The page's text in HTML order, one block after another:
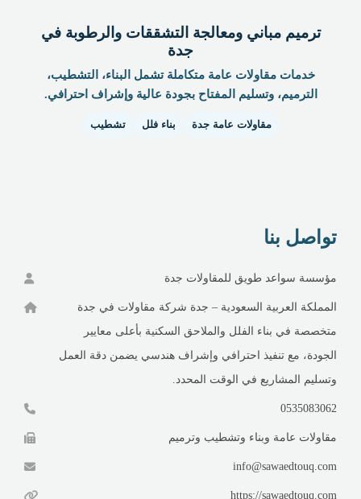
ترميم مباني ومعالجة التشققات والرطوبة في
جدة
خدمات مقاولات عامة متكاملة تشمل البناء، التشطيب،
الترميم، وتسليم المفتاح بجودة عالية وإشراف احترافي.
مقاولات عامة جدة بناء فلل تشطيب
تواصل بنا
مؤسسة سواعد طويق للمقاولات جدة
المملكة العربية السعودية – جدة شركة مقاولات في جدة
متخصصة في بناء الفلل والملاحق السكنية بأعلى معايير
الجودة، مع تنفيذ احترافي وإشراف هندسي يضمن دقة العمل
وتسليم المشاريع في الوقت المحدد.
0535083062
مقاولات عامة وبناء وتشطيب وترميم
info@sawaedtouq.com
https://sawaedtouq.com